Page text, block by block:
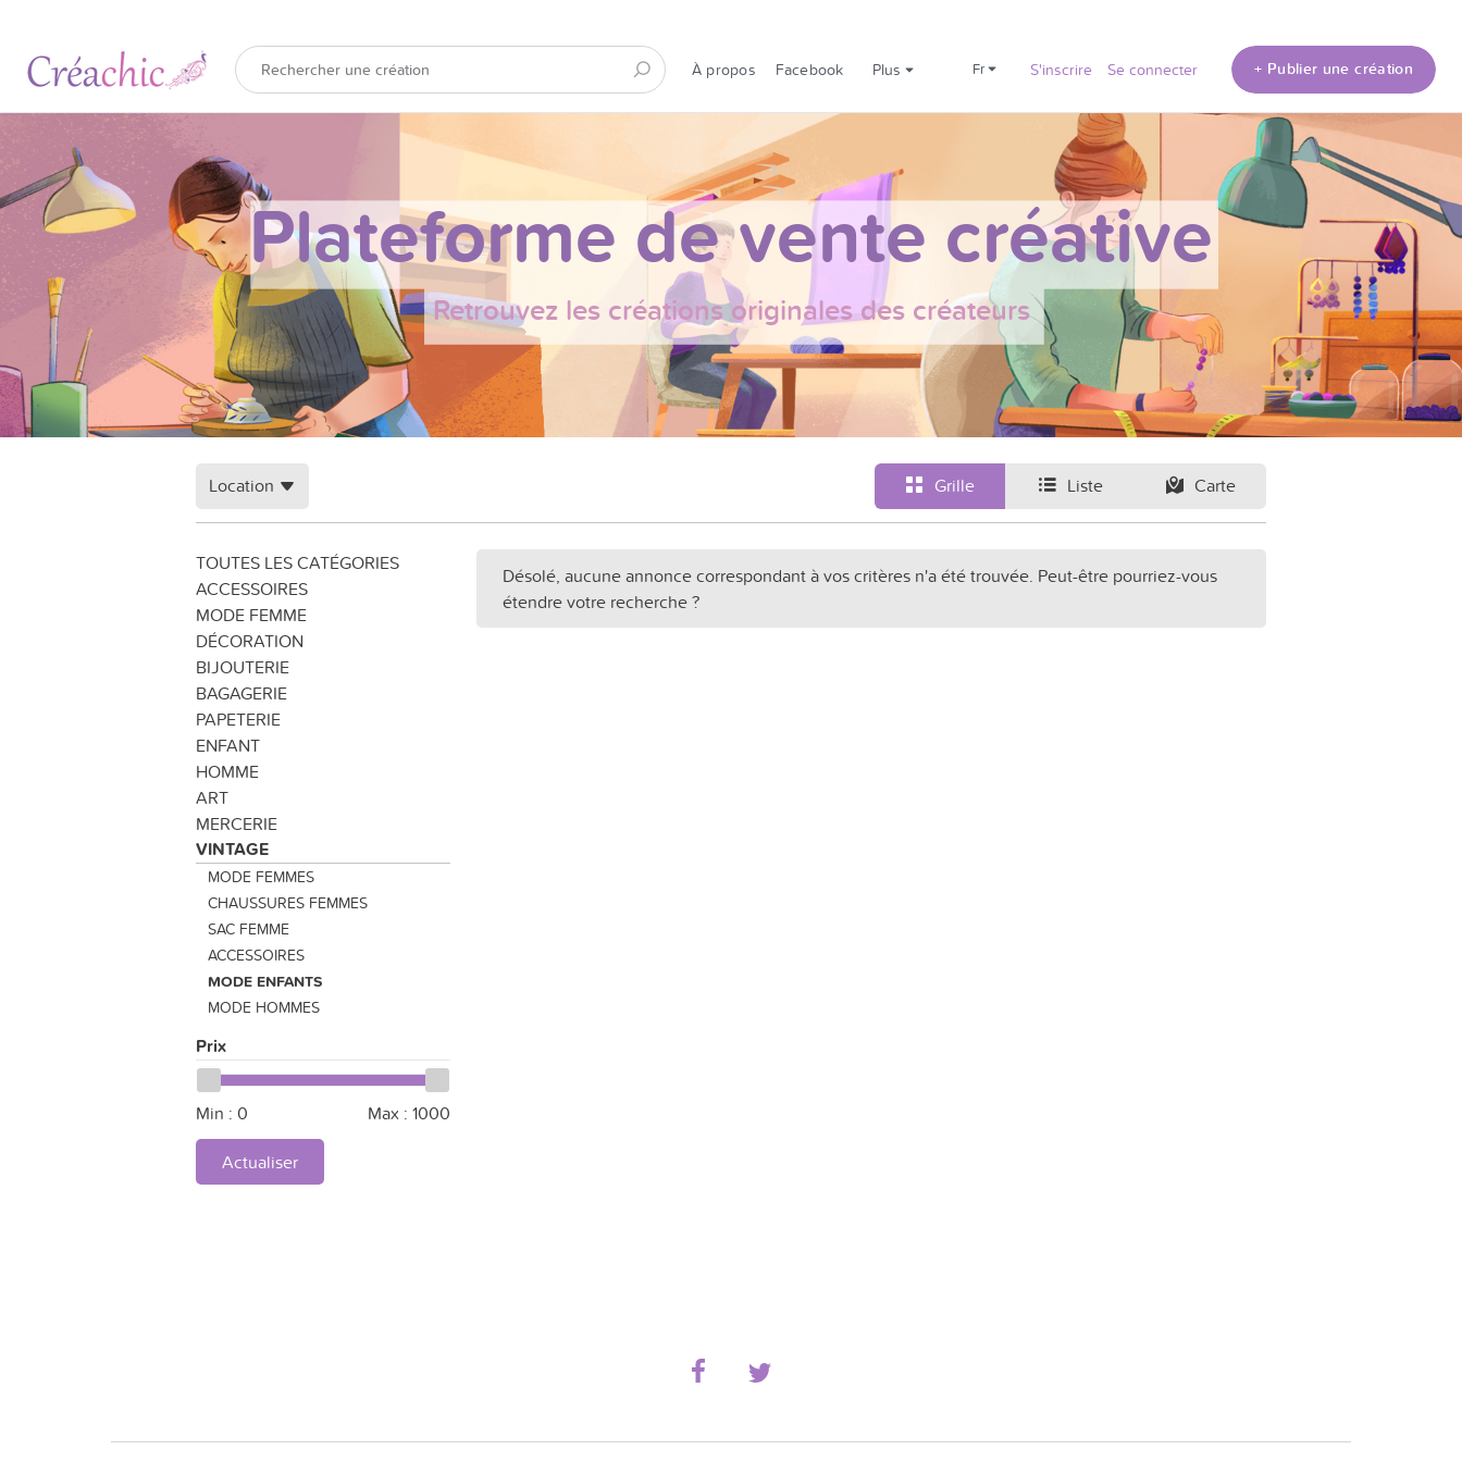
À propos Facebook Plus fr S'inscrire Se connecter + Publier une création
Plateforme de vente créative
Retrouvez les créations originales des créateurs
Grille Liste Carte
Location
TOUTES LES CATÉGORIES
ACCESSOIRES
MODE FEMME
DÉCORATION
BIJOUTERIE
BAGAGERIE
PAPETERIE
ENFANT
HOMME
ART
MERCERIE
VINTAGE
MODE FEMMES
CHAUSSURES FEMMES
SAC FEMME
ACCESSOIRES
MODE ENFANTS
MODE HOMMES
Prix
Min : 0 Max : 1000
Actualiser
Désolé, aucune annonce correspondant à vos critères n'a été trouvée. Peut-être pourriez-vous
étendre votre recherche ?